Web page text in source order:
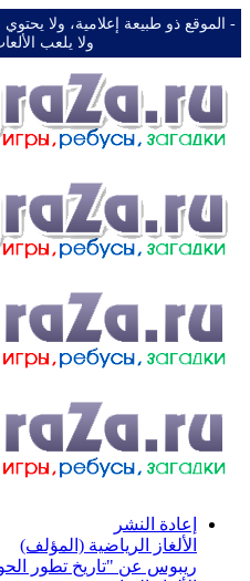
-️ الموقع ذو طبيعة إعلامية، ولا
ولا يلعب
إعادة النشر
الألغاز الرياضية (المؤلف)
ريبوس عن "تاريخ تطور